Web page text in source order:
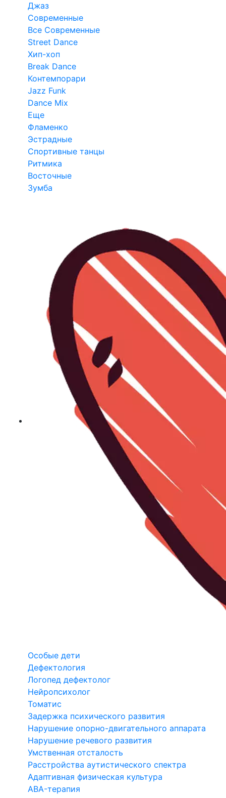
Джаз
Современные
Все Современные
Street Dance
Хип-хоп
Break Dance
Контемпорари
Jazz Funk
Dance Mix
Еще
Фламенко
Эстрадные
Спортивные танцы
Ритмика
Восточные
Зумба
Особые дети
Дефектология
Логопед дефектолог
Нейропсихолог
Томатис
Задержка психического развития
Нарушение опорно-двигательного аппарата
Нарушение речевого развития
Умственная отсталость
Расстройства аутистического спектра
Адаптивная физическая культура
ABA-терапия